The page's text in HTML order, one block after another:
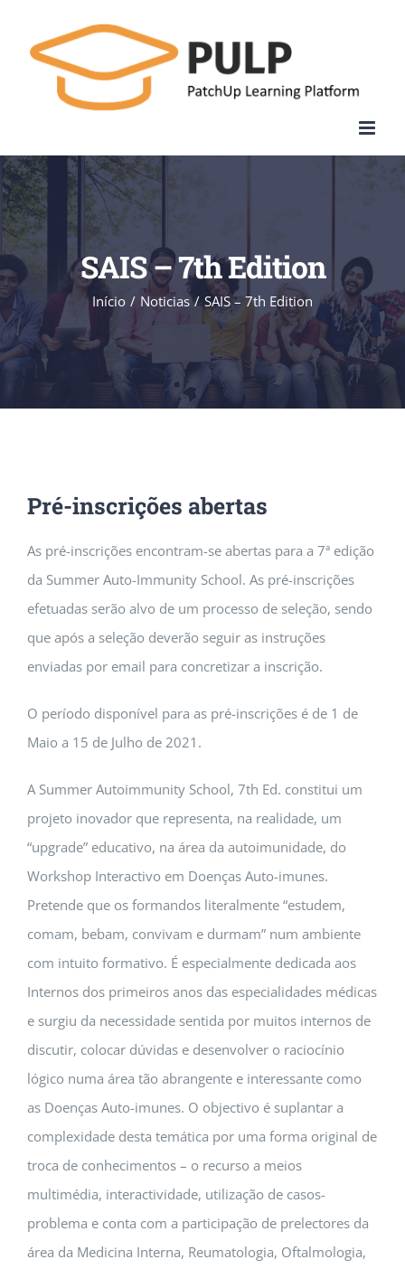
SAIS – 7th Edition
Início / Noticias / SAIS – 7th Edition
Pré-inscrições abertas
As pré-inscrições encontram-se abertas para a 7ª edição
da Summer Auto-Immunity School. As pré-inscrições
efetuadas serão alvo de um processo de seleção, sendo
que após a seleção deverão seguir as instruções
enviadas por email para concretizar a inscrição.
O período disponível para as pré-inscrições é de 1 de
Maio a 15 de Julho de 2021.
A Summer Autoimmunity School, 7th Ed. constitui um
projeto inovador que representa, na realidade, um
“upgrade” educativo, na área da autoimunidade, do
Workshop Interactivo em Doenças Auto-imunes.
Pretende que os formandos literalmente “estudem,
comam, bebam, convivam e durmam” num ambiente
com intuito formativo. É especialmente dedicada aos
Internos dos primeiros anos das especialidades médicas
e surgiu da necessidade sentida por muitos internos de
discutir, colocar dúvidas e desenvolver o raciocínio
lógico numa área tão abrangente e interessante como
as Doenças Auto-imunes. O objectivo é suplantar a
complexidade desta temática por uma forma original de
troca de conhecimentos – o recurso a meios
multimédia, interactividade, utilização de casos-
problema e conta com a participação de prelectores da
área da Medicina Interna, Reumatologia, Oftalmologia,